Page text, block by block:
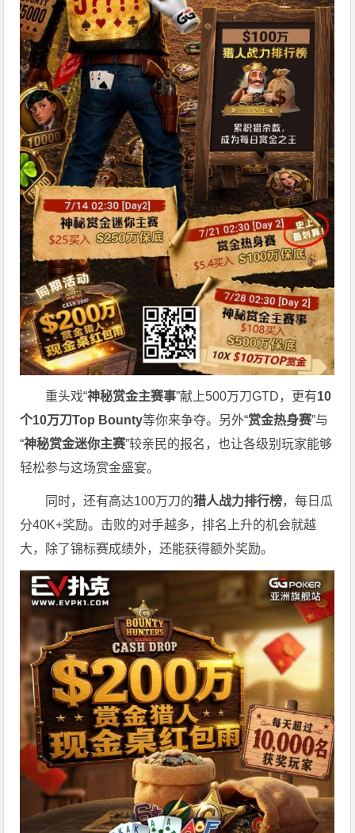
重头戏“神秘赏金主赛事”献上500万刀GTD，更有10
个10万刀Top Bounty等你来争夺。另外“赏金热身赛”与
“神秘赏金迷你主赛”较亲民的报名，也让各级别玩家能够
轻松参与这场赏金盛宴。
同时，还有高达100万刀的猎人战力排行榜，每日瓜
分40K+奖励。击败的对手越多，排名上升的机会就越
大，除了锦标赛成绩外，还能获得额外奖励。